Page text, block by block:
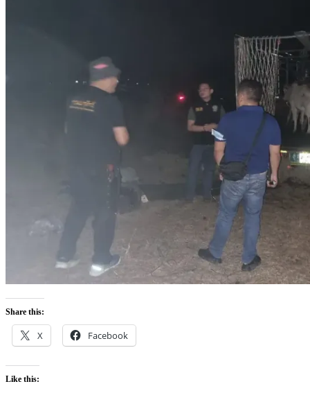
Share this:
X Facebook
Like this: